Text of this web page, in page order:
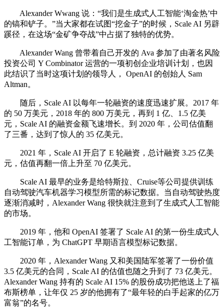
Alexander Wwang 说：“我们是生成式人工智能‘淘金热’中
的镐和铲子。”当大家都在试图“挖金子”的时候，Scale AI 另辟
蹊径，在这场“金矿争夺战”中占据了独特的优势。
Alexander Wang 曾带着自己开发的 Ava 参加了由著名风险
投资公司 Y Combinator 运营的一项初创企业培训计划，也因
此结识了当时这项计划的领导人， OpenAI 的创始人 Sam
Altman。
随后，Scale AI 以每年一轮融资的速度迅速扩展。2017 年
的 50 万美元，2018 年的 800 万美元，再到 1 亿、1.5 亿美
元，Scale AI 的融资金额飞速增长。到 2020 年，公司估值翻
了三番，达到了惊人的 35 亿美元。
2021 年，Scale AI 开启了 E 轮融资，总计融资 3.25 亿美
元，估值再翻一倍上升至 70 亿美元。
Scale AI 最早的业务是给特斯拉、Cruise等公司提供训练
自动驾驶汽车机器学习模型所需的标记数据。当自动驾驶热度
逐渐消减时，Alexander Wang 很快就注意到了生成式人工智能
的市场。
2019 年，他和 OpenAI 签署了 Scale AI 的第一份生成式人
工智能订单，为 ChatGPT 早期语言模型标记数据。
2020 年，Alexander Wang 又和美国陆军签署了一份价值
3.5 亿美元的合同，Scale AI 的估值也随之升到了 73 亿美元。
Alexander Wang 持有的 Scale AI 15% 的股份成功把他送上了福
布斯榜单，让年仅 25 岁的他拥有了“最年轻的白手起家的亿万
富翁”的名号。